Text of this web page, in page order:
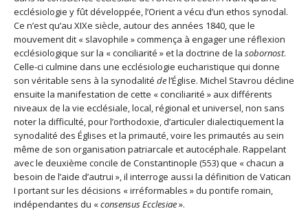
ecclésiologie y fût développée, l’Orient a vécu d’un ethos synodal.
Ce n’est qu’au XIXe siècle, autour des années 1840, que le
mouvement dit « slavophile » commença à engager une réflexion
ecclésiologique sur la « conciliarité » et la doctrine de la sobornost.
Celle-ci culmine dans une ecclésiologie eucharistique qui donne
son véritable sens à la synodalité del’Église. Michel Stavrou décline
ensuite la manifestation de cette « conciliarité » aux différents
niveaux de la vie ecclésiale, local, régional et universel, non sans
noter la difficulté, pour l’orthodoxie, d’articuler dialectiquement la
synodalité des Églises et la primauté, voire les primautés au sein
même de son organisation patriarcale et autocéphale. Rappelant
avec le deuxième concile de Constantinople (553) que « chacun a
besoin de l’aide d’autrui », il interroge aussi la définition de Vatican
I portant sur les décisions « irréformables » du pontife romain,
indépendantes du «consensus Ecclesiae».